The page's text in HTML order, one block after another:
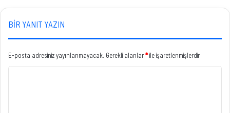
BIR YANIT YAZIN
E-posta adresiniz yayınlanmayacak. Gerekli alanlar*ile işaretlenmişlerdir